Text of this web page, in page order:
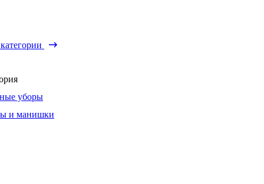
уборы
и манишки